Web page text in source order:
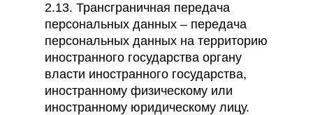
2.13. Трансграничная передача
персональных данных – передача
персональных данных на территорию
иностранного государства органу
власти иностранного государства,
иностранному физическому или
иностранному юридическому лицу.